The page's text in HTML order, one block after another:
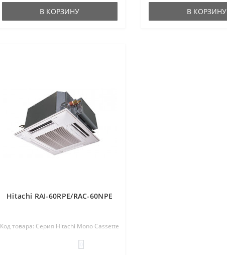
В КОРЗИНУ В КОРЗИНУ
Hitachi RAI-60RPE/RAC-60NPE
Код товара: Серия Hitachi Mono Cassette